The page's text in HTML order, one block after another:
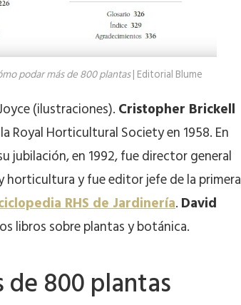
podar más de 800 plantas| Editorial Blume
(ilustraciones).Cristopher Brickell
Royal Horticultural Society en 1958. En
jubilación, en 1992, fue director general
horticultura y fue editor jefe de la primera
RHS de Jardinería.David
libros sobre plantas y botánica.
de 800 plantas